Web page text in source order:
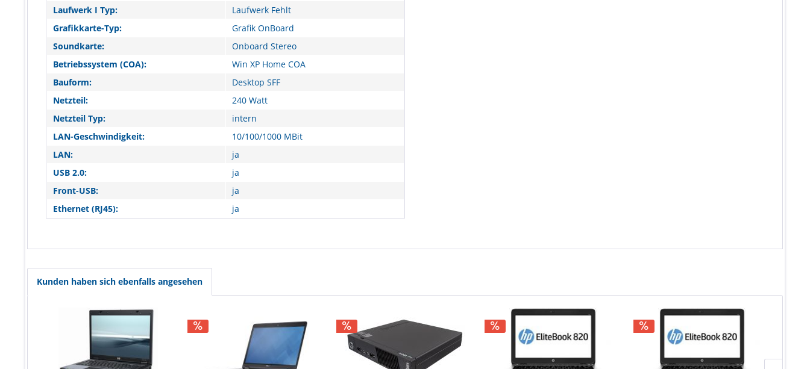
Laufwerk I Typ:
Laufwerk Fehlt
Grafikkarte-Typ:
Grafik OnBoard
Soundkarte:
Onboard Stereo
Betriebssystem (COA):
Win XP Home COA
Bauform:
Desktop SFF
Netzteil:
240 Watt
Netzteil Typ:
intern
LAN-Geschwindigkeit:
10/100/1000 MBit
LAN:
ja
USB 2.0:
ja
Front-USB:
ja
Ethernet (RJ45):
ja
Kunden haben sich ebenfalls angesehen